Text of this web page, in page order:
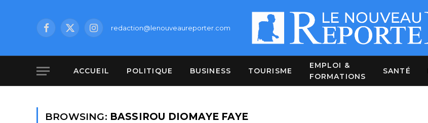
Facebook
X
Instagramredaction@lenouveaureporter.com
ACCUEIL POLITIQUE BUSINESS TOURISME
EMPLOI &
FORMATIONS
SANTÉ
BROWSING: BASSIROU DIOMAYE FAYE